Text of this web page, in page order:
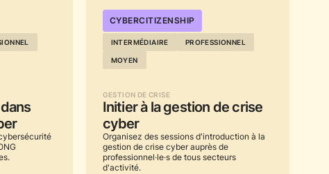
...
CYBERCITIZENSHIP
INTERMÉDIAIRE
PROFESSIONNEL
MOYEN
GESTION DE CRISE
Initier à la gestion de crise
cyber
Organisez des sessions d'introduction à la
gestion de crise cyber auprès de
professionnel·le·s de tous secteurs
d'activité.